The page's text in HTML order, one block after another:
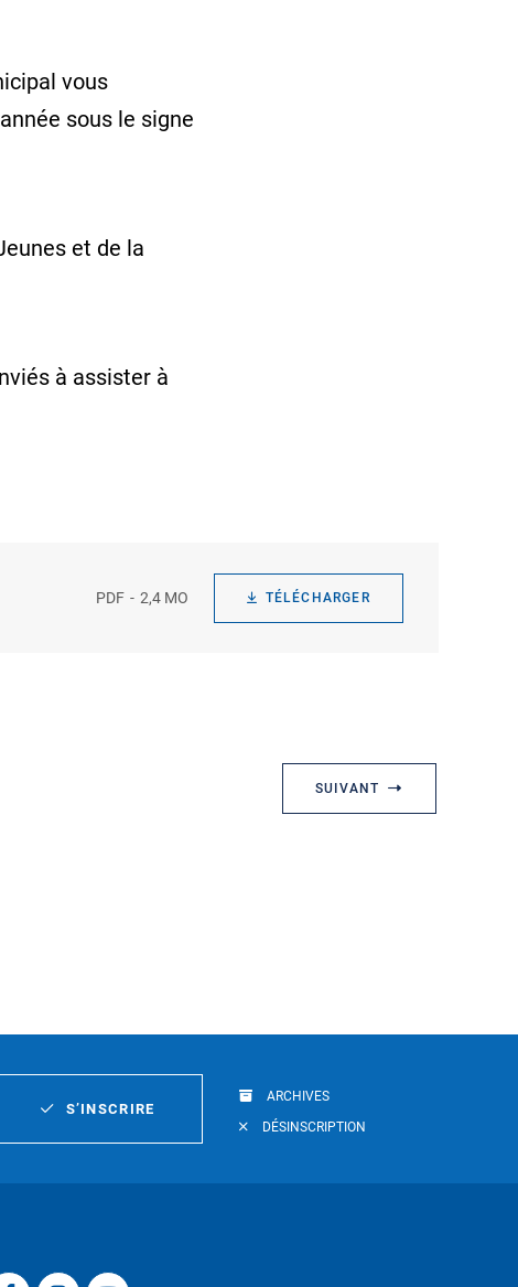
vous
sous le signe
et de la
à assister à
PDF 2,4 MO TÉLÉCHARGER
SUIVANT
S’INSCRIRE
ARCHIVES
DÉSINSCRIPTION